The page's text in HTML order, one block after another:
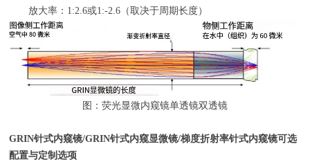
放大率：1:2.6或1:-2.6（取决于周期长度）
图：荧光显微内窥镜单透镜双透镜
GRIN针式内窥镜/GRIN针式内窥显微镜/梯度折射率针式内窥镜可选
配置与定制选项